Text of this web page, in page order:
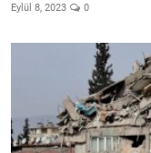
Eylül 8, 2023 0